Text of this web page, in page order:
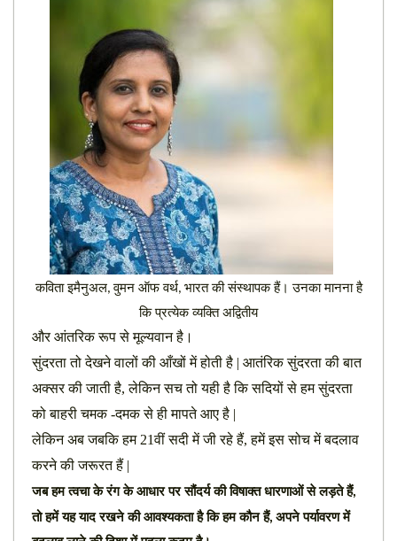
कविता इमैनुअल,वुमन ऑफ वर्थ, भारत की संस्थापक हैं।उनका मानना ​​है
कि प्रत्येक व्यक्ति अद्वितीय
और आंतरिक रूप से मूल्यवान है।
सुंदरता तो देखने वालों की आँखों में होती है | आतंरिक सुंदरता की बात
अक्सर की जाती है, लेकिन सच तो यही है कि सदियों से हम सुंदरता
को बाहरी चमक -दमक से ही मापते आए है |
लेकिन अब जबकि हम 21वीं सदी में जी रहे हैं, हमें इस सोच में बदलाव
करने की जरूरत हैं |
जब हम त्वचा के रंग के आधार पर सौंदर्य की विषाक्त धारणाओं सेलड़ते हैं,
तो हमें यह याद रखने की आवश्यकता है कि हम कौन हैं, अपने पर्यावरण में